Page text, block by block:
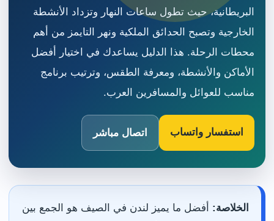
البريطانية، حيث تطول ساعات النهار وتزداد الأنشطة
الخارجية وتصبح الحدائق الملكية ونهر التايمز من أهم
محطات الرحلة. هذا الدليل يساعدك في اختيار أفضل
الأماكن والأنشطة، ومعرفة الطقس، وترتيب برنامج
مناسب للعوائل والمسافرين العرب.
استفسار واتساب اتصال مباشر
الخلاصة: أفضل ما يميز لندن في الصيف هو الجمع بين